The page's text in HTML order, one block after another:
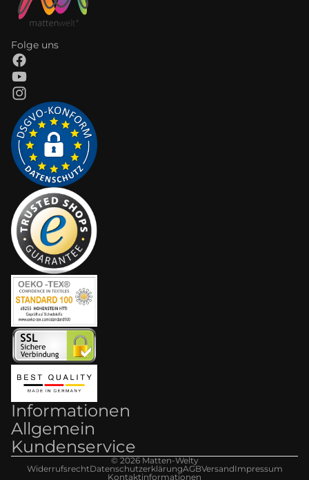
Folge uns
Informationen
Allgemein
Kundenservice
© 2026Matten-Welty
WiderrufsrechtDatenschutzerklärungAGBVersandImpressum
Kontaktinformationen